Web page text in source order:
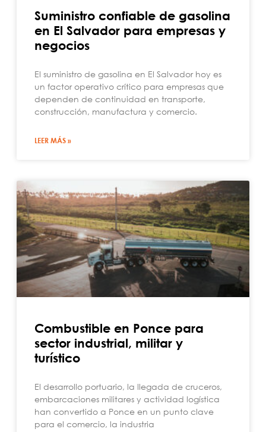
Suministro confiable de gasolina
en El Salvador para empresas y
negocios
El suministro de gasolina en El Salvador hoy es
un factor operativo crítico para empresas que
dependen de continuidad en transporte,
construcción, manufactura y comercio.
LEER MÁS »
Combustible en Ponce para
sector industrial, militar y
turístico
El desarrollo portuario, la llegada de cruceros,
embarcaciones militares y actividad logística
han convertido a Ponce en un punto clave
para el comercio, la industria